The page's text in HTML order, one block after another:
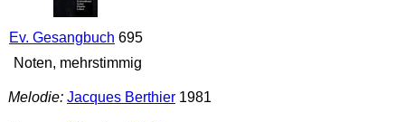
Ev. Gesangbuch 695
Noten, mehrstimmig
Melodie: Jacques Berthier1981